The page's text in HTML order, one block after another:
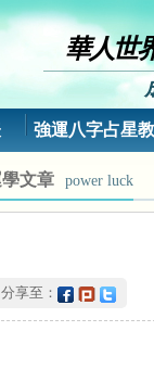
華人世
強運八字占星
文章 power luck
分享至：